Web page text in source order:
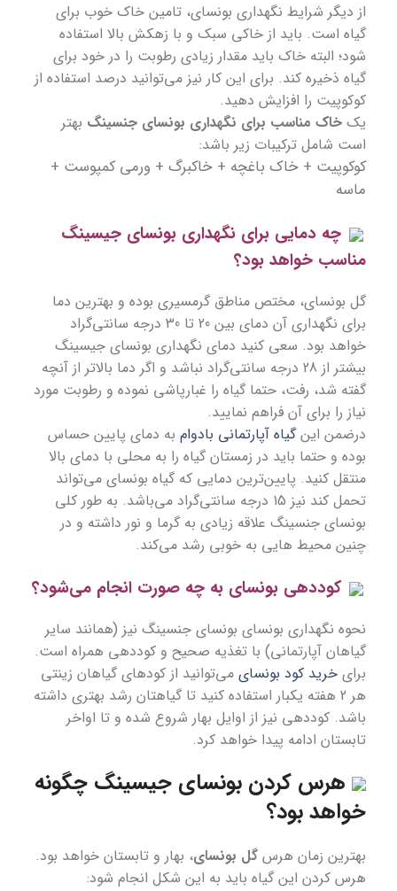
از دیگر شرایط نگهداری بونسای، تامین خاک خوب برای
گیاه است. باید از خاکی سبک و با زهکش بالا استفاده
شود؛ البته خاک باید مقدار زیادی رطوبت را در خود برای
گیاه ذخیره کند. برای این کار نیز می‌توانید درصد استفاده از
کوکوپیت را افزایش دهید.
یک خاک مناسب برای نگهداری بونسای جنسینگ بهتر
است شامل ترکیبات زیر باشد:
کوکوپیت + خاک باغچه + خاکبرگ + ورمی کمپوست +
ماسه
چه دمایی برای نگهداری بونسای جیسینگ
مناسب خواهد بود؟
گل بونسای، مختص مناطق گرمسیری بوده و بهترین دما
برای نگهداری آن دمای بین 20 تا 30 درجه سانتی‌گراد
خواهد بود. سعی کنید دمای نگهداری بونسای جیسینگ
بیشتر از 28 درجه سانتی‌گراد نباشد و اگر دما بالاتر از آنچه
گفته شد، رفت، حتما گیاه را غبارپاشی نموده و رطوبت مورد
نیاز را برای آن فراهم نمایید.
درضمن اینگیاه آپارتمانی بادوام به دمای پایین حساس
بوده و حتما باید در زمستان گیاه را به محلی با دمای بالا
منتقل کنید. پایین‌ترین دمایی که گیاه بونسای می‌تواند
تحمل کند نیز 15 درجه سانتی‌گراد می‌باشد. به طور کلی
بونسای جنسینگ علاقه زیادی به گرما و نور داشته و در
چنین محیط هایی به خوبی رشد می‌کند.
کوددهی بونسای به چه صورت انجام می‌شود؟
نحوه نگهداری بونسای بونسای جنسینگ نیز (همانند سایر
گیاهان آپارتمانی) با تغذیه صحیح و کوددهی همراه است.
برای خرید کود بونسای می‌توانید از کودهای گیاهان زینتی
هر 2 هفته یکبار استفاده کنید تا گیاهتان رشد بهتری داشته
باشد. کوددهی نیز از اوایل بهار شروع شده و تا اواخر
تابستان ادامه پیدا خواهد کرد.
هرس کردن بونسای جیسینگ چگونه
خواهد بود؟
بهترین زمان هرس گل بونسای، بهار و تابستان خواهد بود.
هرس کردن این گیاه باید به این شکل انجام شود: